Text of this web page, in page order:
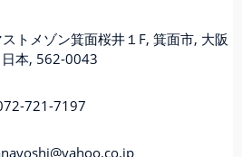
トメゾン箕面桜井１F, 箕面市, 大阪
日本, 562-0043
721-7197